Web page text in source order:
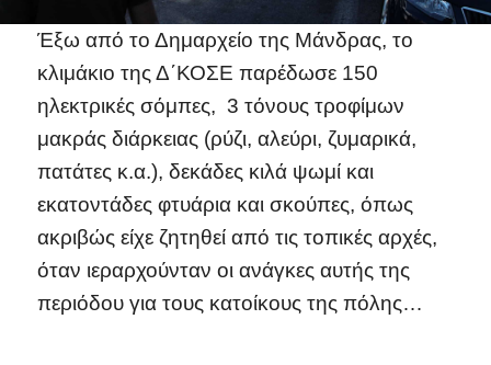
Έξω από το Δημαρχείο της Μάνδρας, το
κλιμάκιο της Δ΄ΚΟΣΕ παρέδωσε 150
ηλεκτρικές σόμπες, 3 τόνους τροφίμων
μακράς διάρκειας (ρύζι, αλεύρι, ζυμαρικά,
πατάτες κ.α.), δεκάδες κιλά ψωμί και
εκατοντάδες φτυάρια και σκούπες, όπως
ακριβώς είχε ζητηθεί από τις τοπικές αρχές,
όταν ιεραρχούνταν οι ανάγκες αυτής της
περιόδου για τους κατοίκους της πόλης…